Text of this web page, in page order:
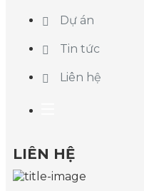
Dự án
Tin tức
Liên hệ
LIÊN HỆ